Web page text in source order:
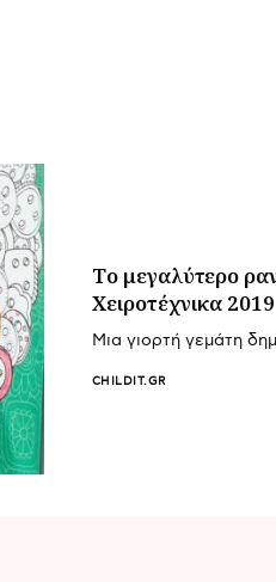
Tο μεγαλύτερο
Χειροτέχνικα 2019
Mια γιορτή γεμάτη
CHILDIT.GR